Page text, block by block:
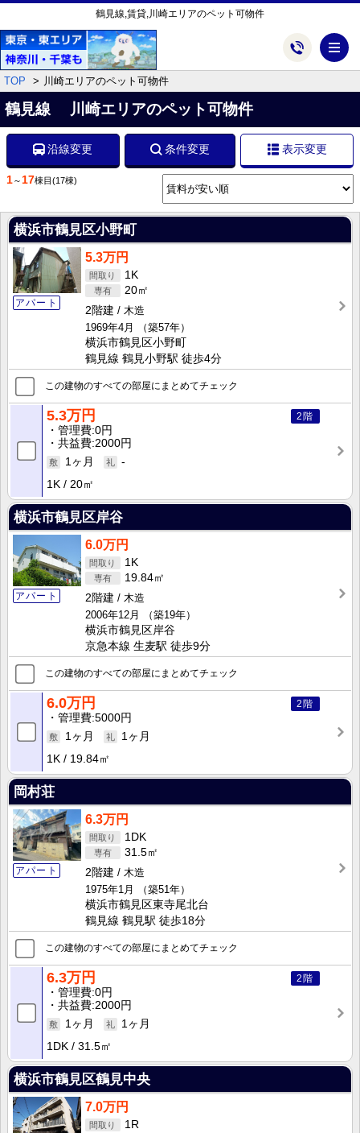
鶴見線,賃貸,川崎エリアのペット可物件
TOP 川崎エリアのペット可物件
鶴見線 川崎エリアのペット可物件
沿線変更 条件変更 表示変更
1～17棟目 (17棟)
横浜市鶴見区小野町
アパート
5.3万円
1K
20㎡
2階建
木造
1969年4月
（築57年）
横浜市鶴見区小野町
鶴見線 鶴見小野駅 徒歩4分
この建物のすべての部屋にまとめてチェック
2階
5.3万円
管理費 0円
共益費 2000円
1ヶ月
-
1K
20㎡
横浜市鶴見区岸谷
アパート
6.0万円
1K
19.84㎡
2階建
木造
2006年12月
（築19年）
横浜市鶴見区岸谷
京急本線 生麦駅 徒歩9分
この建物のすべての部屋にまとめてチェック
2階
6.0万円
管理費 5000円
1ヶ月
1ヶ月
1K
19.84㎡
岡村荘
アパート
6.3万円
1DK
31.5㎡
2階建
木造
1975年1月
（築51年）
横浜市鶴見区東寺尾北台
鶴見線 鶴見駅 徒歩18分
この建物のすべての部屋にまとめてチェック
2階
6.3万円
管理費 0円
共益費 2000円
1ヶ月
1ヶ月
1DK
31.5㎡
横浜市鶴見区鶴見中央
7.0万円
1R